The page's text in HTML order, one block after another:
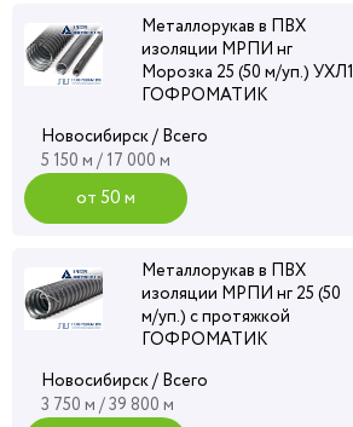
Металлорукав в ПВХ
изоляции МРПИ нг
Морозка 25 (50 м/уп.) УХЛ1
ГОФРОМАТИК
Новосибирск / Всего
5 150 м / 17 000 м
от 50 м
Металлорукав в ПВХ
изоляции МРПИ нг 25 (50
м/уп.) с протяжкой
ГОФРОМАТИК
Новосибирск / Всего
3 750 м / 39 800 м